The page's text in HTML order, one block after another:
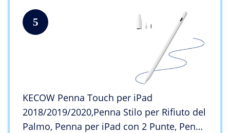
5
KECOW Penna Touch per iPad
2018/2019/2020,Penna Stilo per Rifiuto del
Palmo, Penna per iPad con 2 Punte, Penna